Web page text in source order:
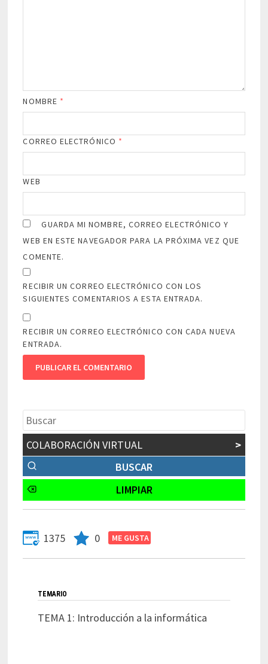
NOMBRE *
CORREO ELECTRÓNICO *
WEB
GUARDA MI NOMBRE, CORREO ELECTRÓNICO Y
WEB EN ESTE NAVEGADOR PARA LA PRÓXIMA VEZ QUE
COMENTE.
RECIBIR UN CORREO ELECTRÓNICO CON LOS
SIGUIENTES COMENTARIOS A ESTA ENTRADA.
RECIBIR UN CORREO ELECTRÓNICO CON CADA NUEVA
ENTRADA.
COLABORACIÓN VIRTUAL >
1375 0
TEMARIO
TEMA 1: Introducción a la informática